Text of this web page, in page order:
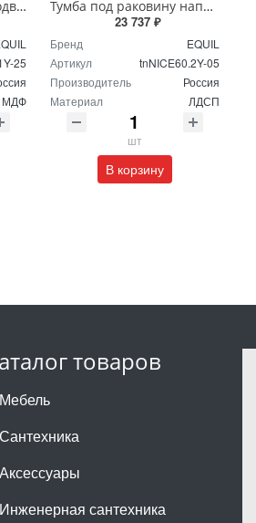
Тумба под раковину подвесная EQUIL Глеам 80.1Я/Gleam 80.1Y амарок/дуб вотан tpGLEAM80.1Y-25
25
МДФ
Тумба под раковину напольная EQUIL Найс 60 см tnNICE60.2Y-05 белая
23 737 ₽
Бренд
EQUIL
Артикул
tnNICE60.2Y-05
Производитель
Россия
Материал
ЛДСП
шт
В корзину
товаров
Мебель
Сантехника
Аксессуары
Инженерная сантехника